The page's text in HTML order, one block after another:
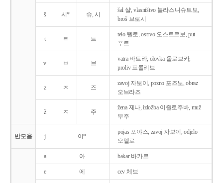
š 시* 슈, 시
šal 샬, vlasništvo 블라스니슈트보,
broš 브로시
t ㅌ 트
telo 텔로, ostrvo 오스트르보, put
푸트
v ㅂ 브
vatra 바트라, olovka 올로브카,
proliv 프롤리브
z ㅈ 즈
zavoj 자보이, pozno 포즈노, obraz
오브라즈
ž ㅈ 주
žena 제나, izložba 이즐로주바, muž
무주
반모음 j 이*
pojas 포야스, zavoj 자보이, odjelo
오델로
a 아 bakar 바카르
e 에 cev 체브